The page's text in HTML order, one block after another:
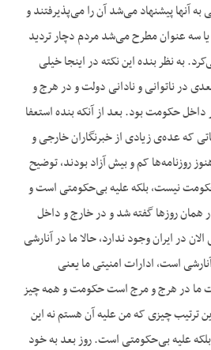
آنها پیشنهاد می‌‌شد آن را می‌‌پذیرفتند و
سه عنوان مطرح می‌‌شد مردم دچار تردید
به نظر بنده این نکته در اینجا خیلی
در ناتوانی و نادانی دولت و در هرج و
حکومت بود. بعد از آنکه بنده استعفا
که عده‌‌ی زیادی از خبرنگاران خارجی و
روزنامه‌‌ها کم و بیش آزاد بودند، توضیح
نیست، بلکه علیه بی‌‌حکومتی است و
روزها گفته شد و در خارج و داخل
در ایران وجود ندارد، حالا ما در آنارشی
است، ادارات امنیتی ما یعنی
ما در هرج و مرج است حکومت و همه چیز
ترتیب چیزی که من علیه آن هستم نه این
علیه بی‌‌حکومتی است. روز بعد به خود